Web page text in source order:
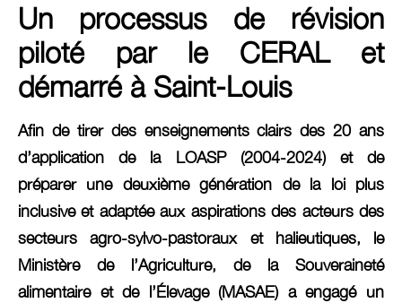
Un processus de révision
piloté par le CERAL et
démarré à Saint-Louis
Afin de tirer des enseignements clairs des 20 ans
d’application de la LOASP (2004-2024) et de
préparer une deuxième génération de la loi plus
inclusive et adaptée aux aspirations des acteurs des
secteurs agro-sylvo-pastoraux et halieutiques, le
Ministère de l’Agriculture, de la Souveraineté
alimentaire et de l’Élevage (MASAE) a engagé un